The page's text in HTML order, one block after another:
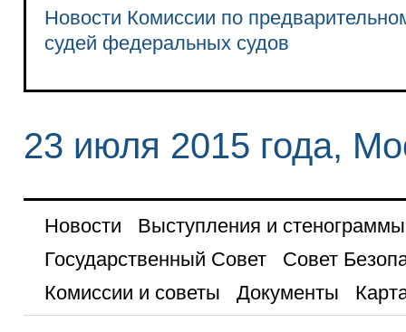
Новости Комиссии по
судей федеральных судов
23 июля 2015 года,
Новости
Выступления и стенограммы
Государственный Совет
Совет
Комиссии и советы
Документы